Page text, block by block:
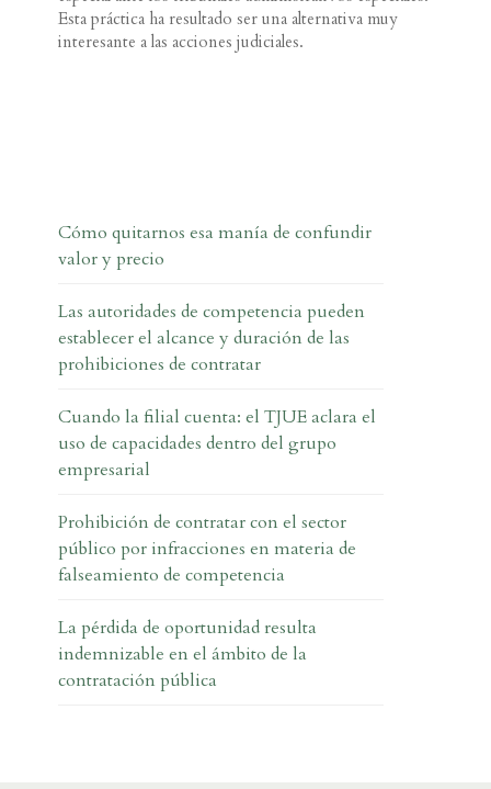
Esta práctica ha resultado ser una alternativa muy
interesante a las acciones judiciales.
Cómo quitarnos esa manía de confundir
valor y precio
Las autoridades de competencia pueden
establecer el alcance y duración de las
prohibiciones de contratar
Cuando la filial cuenta: el TJUE aclara el
uso de capacidades dentro del grupo
empresarial
Prohibición de contratar con el sector
público por infracciones en materia de
falseamiento de competencia
La pérdida de oportunidad resulta
indemnizable en el ámbito de la
contratación pública